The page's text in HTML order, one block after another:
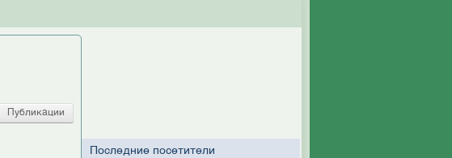
Публикации
Последние посетители